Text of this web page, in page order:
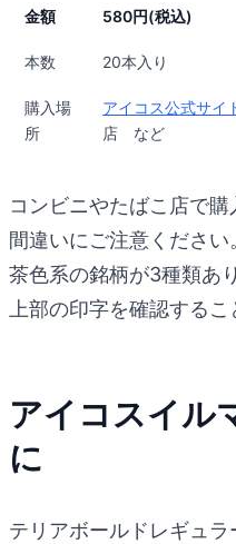
金額 580円(税込)
本数 20本入り
購入場
所
アイコス公式サイ
店 など
コンビニやたばこ店で
間違いにご注意くださ
茶色系の銘柄が3種類あ
上部の印字を確認するこ
アイコスイル
に
テリアボールドレギュ